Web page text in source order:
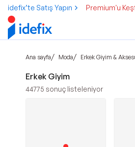
idefix’te Satış Yapın Premium'u
Ana sayfa/ Moda/ Erkek Giyim &
Erkek Giyim
44775 sonuç listeleniyor